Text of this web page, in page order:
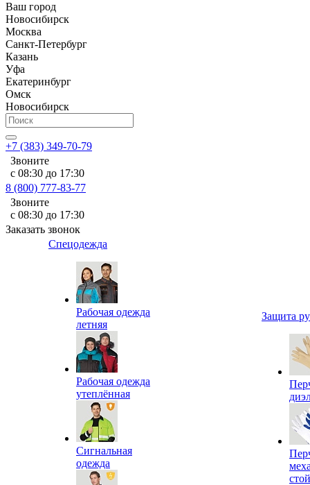
Ваш город
Новосибирск
Москва
Санкт-Петербург
Казань
Уфа
Екатеринбург
Омск
Новосибирск
+7 (383) 349-70-79
Звоните
с 08:30 до 17:30
8 (800) 777-83-77
Звоните
с 08:30 до 17:30
Заказать звонок
Спецодежда
Рабочая одежда
летняя
Рабочая одежда
утеплённая
Сигнальная
одежда
Защита